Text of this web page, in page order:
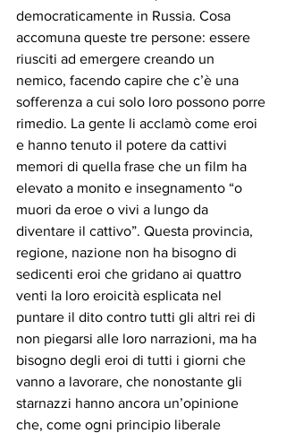
democraticamente in Russia. Cosa
accomuna queste tre persone: essere
riusciti ad emergere creando un
nemico, facendo capire che c’è una
sofferenza a cui solo loro possono porre
rimedio. La gente li acclamò come eroi
e hanno tenuto il potere da cattivi
memori di quella frase che un film ha
elevato a monito e insegnamento “o
muori da eroe o vivi a lungo da
diventare il cattivo”. Questa provincia,
regione, nazione non ha bisogno di
sedicenti eroi che gridano ai quattro
venti la loro eroicità esplicata nel
puntare il dito contro tutti gli altri rei di
non piegarsi alle loro narrazioni, ma ha
bisogno degli eroi di tutti i giorni che
vanno a lavorare, che nonostante gli
starnazzi hanno ancora un’opinione
che, come ogni principio liberale